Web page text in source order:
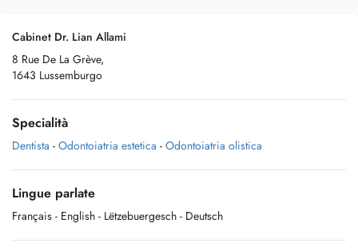
Cabinet Dr. Lian Allami
8 Rue De La Grève,
1643 Lussemburgo
Specialità
Dentista - Odontoiatria estetica - Odontoiatria olistica
Lingue parlate
Français - English - Lëtzebuergesch - Deutsch